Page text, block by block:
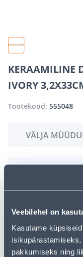
Veebilehel on
Kasutame
pakkumiseks ning
KERAAMILINE
IVORY
Tootekood: 555048
VÄLJA
Vabandame, kuid
hetkel suure
pakume
pakkuda!
uurimistööd saate
kasutades meie
veelgi